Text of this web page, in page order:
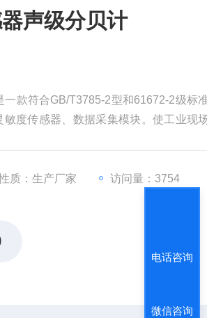
声级分贝计
款符合GB/T3785-2型和61672-2级标
度传感器、数据采集模块。使工业现
质：生产厂家 访问量：3754
电话咨询
微信咨询